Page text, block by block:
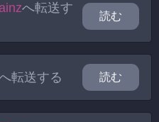
へ転送す
読む
転送する 読む